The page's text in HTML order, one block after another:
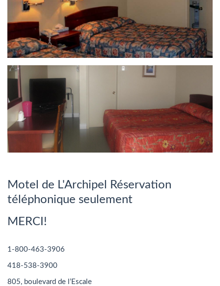
Motel de L'Archipel Réservation
téléphonique seulement
MERCI!
1-800-463-3906
418-538-3900
805, boulevard de l’Escale